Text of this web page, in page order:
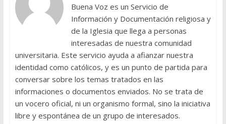
Buena Voz es un Servicio de
Información y Documentación religiosa y
de la Iglesia que llega a personas
interesadas de nuestra comunidad
universitaria. Este servicio ayuda a afianzar nuestra
identidad como católicos, y es un punto de partida para
conversar sobre los temas tratados en las
informaciones o documentos enviados. No se trata de
un vocero oficial, ni un organismo formal, sino la iniciativa
libre y espontánea de un grupo de interesados.